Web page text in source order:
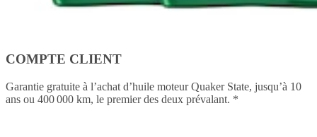
COMPTE CLIENT
Garantie gratuite à l’achat d’huile moteur Quaker State, jusqu’à 10
ans ou 400 000 km, le premier des deux prévalant. *